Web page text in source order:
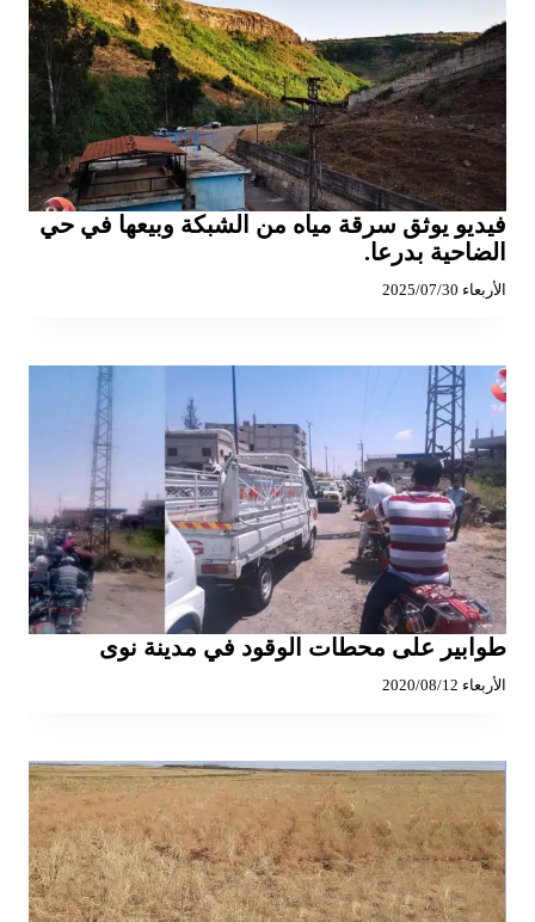
فيديو يوثق سرقة مياه من الشبكة وبيعها في حي
الضاحية بدرعا.
الأربعاء 2025/07/30
طوابير على محطات الوقود في مدينة نوى
الأربعاء 2020/08/12